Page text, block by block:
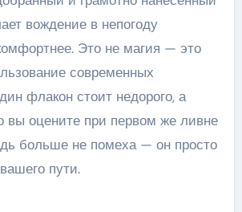
вождение в непогоду
Это не магия — это
современных
флакон стоит недорого, а
вы оцените при первом же ливне
больше не помеха — он просто
пути.